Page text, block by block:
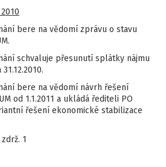
bere na vědomí zprávu o stavu
schvaluje přesunutí splátky nájmu
bere na vědomí návrh řešení
od 1.1.2011 a ukládá řediteli PO
řešení ekonomické stabilizace
1